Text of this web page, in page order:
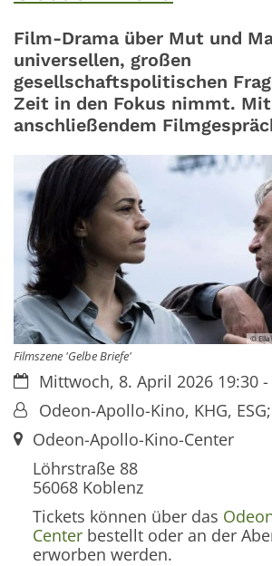
Film-Drama über Mut und
universellen, großen
gesellschaftspolitischen
Zeit in den Fokus nimmt. Mit
anschließendem
© Ella
Filmszene 'Gelbe Briefe'
Datum:Mittwoch, 8. April 2026 19:30 -
Von:Odeon-Apollo-Kino, KHG,
Ort:Odeon-Apollo-Kino-Center
Löhrstraße 88
56068 Koblenz
Tickets können über das
Center bestellt oder an der
erworben werden.